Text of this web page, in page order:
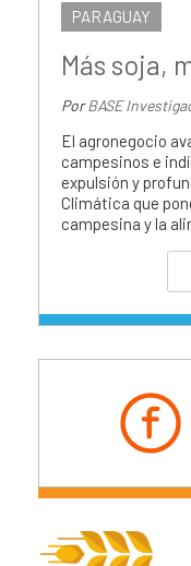
PARAGUAY
Más soja,
PorBASE
El agronegocio
campesinos e
expulsión y
Climática que
campesina y la